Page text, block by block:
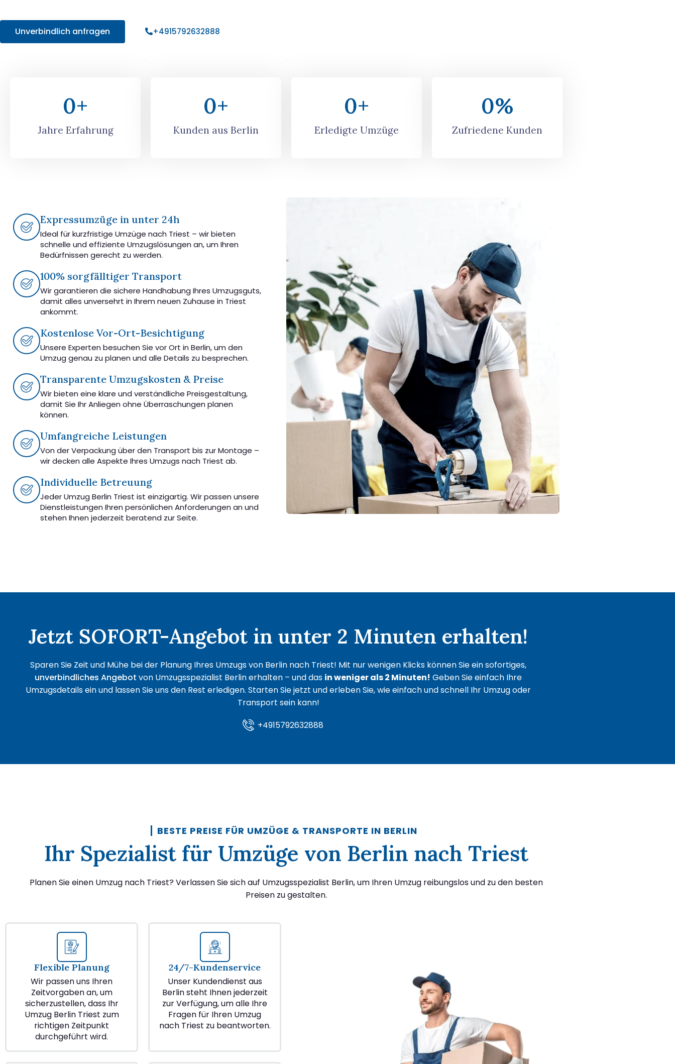
Unverbindlich anfragen +4915792632888
Jahre Erfahrung
0+
Kunden aus Berlin
0+
Erledigte Umzüge
0+
Zufriedene Kunden
0%
Expressumzüge in unter 24h
Ideal für kurzfristige Umzüge nach Triest – wir bieten
schnelle und effiziente Umzugslösungen an, um Ihren
Bedürfnissen gerecht zu werden.
100% sorgfälltiger Transport
Wir garantieren die sichere Handhabung Ihres Umzugsguts,
damit alles unversehrt in Ihrem neuen Zuhause in Triest
ankommt.
Kostenlose Vor-Ort-Besichtigung
Unsere Experten besuchen Sie vor Ort in Berlin, um den
Umzug genau zu planen und alle Details zu besprechen.
Transparente Umzugskosten & Preise
Wir bieten eine klare und verständliche Preisgestaltung,
damit Sie Ihr Anliegen ohne Überraschungen planen
können.
Umfangreiche Leistungen
Von der Verpackung über den Transport bis zur Montage –
wir decken alle Aspekte Ihres Umzugs nach Triest ab.
Individuelle Betreuung
Jeder Umzug Berlin Triest ist einzigartig. Wir passen unsere
Dienstleistungen Ihren persönlichen Anforderungen an und
stehen Ihnen jederzeit beratend zur Seite.
Jetzt SOFORT-Angebot in unter 2 Minuten erhalten!
Sparen Sie Zeit und Mühe bei der Planung Ihres Umzugs von Berlin nach Triest! Mit nur wenigen Klicks können Sie ein sofortiges,
unverbindliches Angebot von Umzugsspezialist Berlin erhalten – und das in weniger als 2 Minuten! Geben Sie einfach Ihre
Umzugsdetails ein und lassen Sie uns den Rest erledigen. Starten Sie jetzt und erleben Sie, wie einfach und schnell Ihr Umzug oder
Transport sein kann!
+4915792632888
BESTE PREISE FÜR UMZÜGE & TRANSPORTE IN BERLIN
Ihr Spezialist für Umzüge von Berlin nach Triest
Planen Sie einen Umzug nach Triest? Verlassen Sie sich auf Umzugsspezialist Berlin, um Ihren Umzug reibungslos und zu den besten
Preisen zu gestalten.
Flexible Planung
Wir passen uns Ihren
Zeitvorgaben an, um
sicherzustellen, dass Ihr
Umzug Berlin Triest zum
richtigen Zeitpunkt
durchgeführt wird.
24/7-Kundenservice
Unser Kundendienst aus
Berlin steht Ihnen jederzeit
zur Verfügung, um alle Ihre
Fragen für Ihren Umzug
nach Triest zu beantworten.